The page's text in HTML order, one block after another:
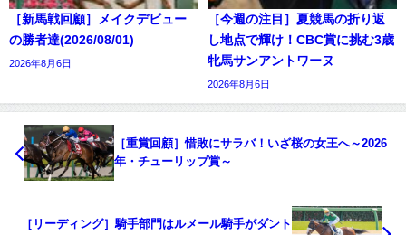
［新馬戦回顧］メイクデビュー
の勝者達(2026/08/01)
2026年8月6日
［今週の注目］夏競馬の折り返
し地点で輝け！CBC賞に挑む3歳
牝馬サンアントワーヌ
2026年8月6日
［重賞回顧］惜敗にサラバ！いざ桜の女王へ～2026
年・チューリップ賞～
［リーディング］騎手部門はルメール騎手がダント